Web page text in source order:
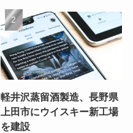
軽井沢蒸留酒製造、長野県
上田市にウイスキー新工場
を建設